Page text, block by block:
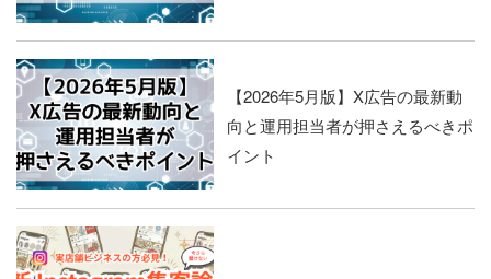
【2026年5月版】X広告の最新動
向と運用担当者が押さえるべきポ
イント